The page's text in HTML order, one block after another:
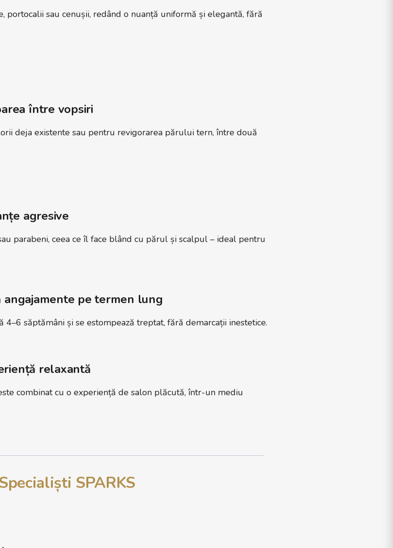
portocalii sau cenușii, redând o nuanță uniformă și elegantă, fără
între vopsiri
deja existente sau pentru revigorarea părului tern, între două
agresive
parabeni, ceea ce îl face blând cu părul și scalpul – ideal pentru
pe termen lung
săptămâni și se estompează treptat, fără demarcații inestetice.
relaxantă
combinat cu o experiență de salon plăcută, într-un mediu
SPARKS